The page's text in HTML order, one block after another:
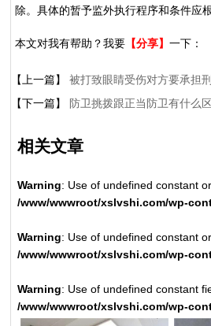
除。具体的暂予监外执行程序和条件应
本文对我有帮助？我要 【分享】 一下：
【上一篇】
被打致眼睛受伤对方要承担
【下一篇】
防卫挑拨跟正当防卫有什么
相关文章
Warning: Use of undefined constant
/www/wwwroot/xslvshi.com/wp-
Warning: Use of undefined constant
/www/wwwroot/xslvshi.com/wp-
Warning: Use of undefined constant
/www/wwwroot/xslvshi.com/wp-